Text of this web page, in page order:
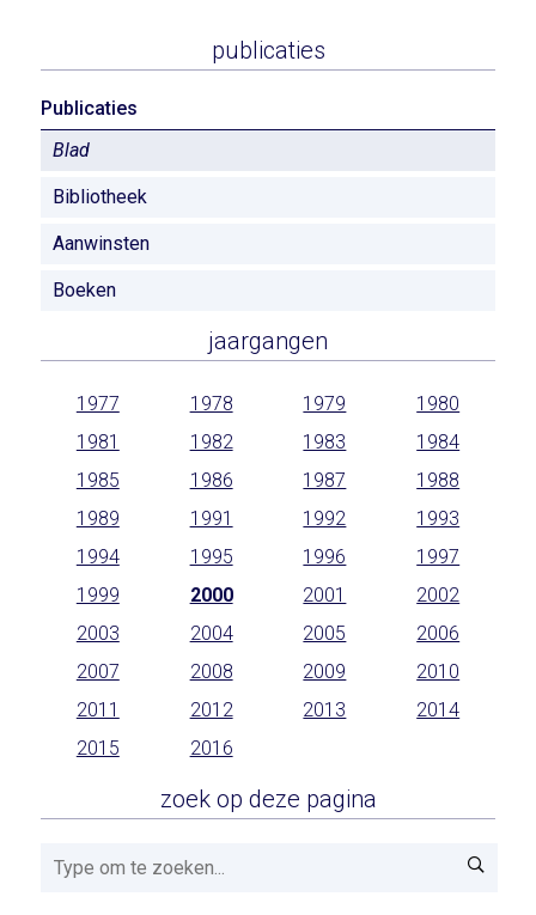
publicaties
Publicaties
Blad
Bibliotheek
Aanwinsten
Boeken
jaargangen
1977 1978 1979
1980
1981
1982 1983
1984
1985
1986 1987
1988
1989
1991 1992
1993
1994
1995 1996
1997
1999
2000 2001
2002
2003
2004 2005
2006
2007
2008 2009
2010
2011
2012 2013
2014
2015
2016
zoek op deze pagina
Zoeken!